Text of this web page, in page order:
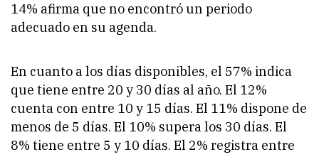
14% afirma que no encontró un periodo
adecuado en su agenda.
En cuanto a los días disponibles, el 57% indica
que tiene entre 20 y 30 días al año. El 12%
cuenta con entre 10 y 15 días. El 11% dispone de
menos de 5 días. El 10% supera los 30 días. El
8% tiene entre 5 y 10 días. El 2% registra entre